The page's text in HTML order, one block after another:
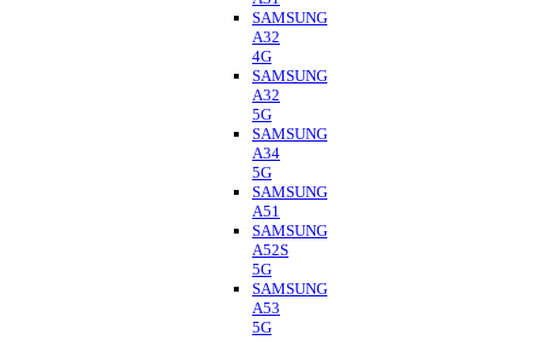
SAMSUNG
A32
4G
SAMSUNG
A32
5G
SAMSUNG
A34
5G
SAMSUNG
A51
SAMSUNG
A52S
5G
SAMSUNG
A53
5G